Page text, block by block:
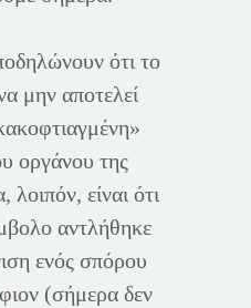
ότι το
μην αποτελεί
οργάνου της
λοιπόν, είναι ότι
αντλήθηκε
ενός σπόρου
(σήμερα δεν